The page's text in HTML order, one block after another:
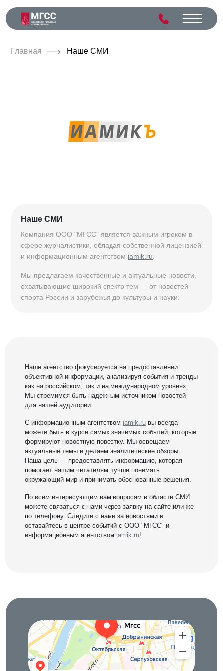
Главная Наше СМИ
Наше СМИ
Компания ООО "МГСС" является важным игроком в
сфере журналистики, обладая собственной лицензией
и информационным агентством iamik.ru
Мы предлагаем качественные и актуальные новости,
охватывающие широкий спектр тем — от новостей
спорта России и зарубежья до культуры и науки.
Наше агентство фокусируется на предоставлении
объективной информации, анализируя события и тренды
как на российском, так и на международном уровнях.
Мы стремимся быть надежным источником новостей
для нашей аудитории.
С информационным агентством iamik.ru вы всегда
можете быть в курсе самых значимых событий, которые
формируют новостную повестку. Мы освещаем
актуальные темы и делаем аналитические обзоры.
Наша цель — предоставлять информацию, которая
помогает нашим читателям лучше понимать
окружающий мир и принимать обоснованные решения.
По всем интересующим вам вопросам в области СМИ
можете связаться с нами через заявку на сайте или же
по телефону. Следите с нами за новостями и
оставайтесь в центре событий с ООО "МГСС" и
информационным агентством iamik.ru!
Московская городская служба сервиса
IT-компания в Москве
Строительный инструмент в Москве